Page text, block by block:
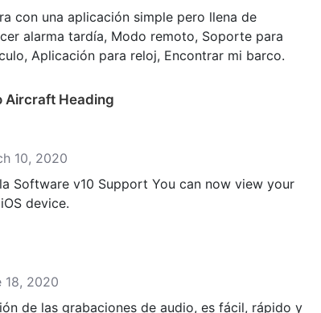
con una aplicación simple pero llena de
alarma tardía, Modo remoto, Soporte para
Aplicación para reloj, Encontrar mi barco.
Aircraft Heading
10, 2020
Software v10 Support You can now view your
device.
18, 2020
de las grabaciones de audio, es fácil, rápido y